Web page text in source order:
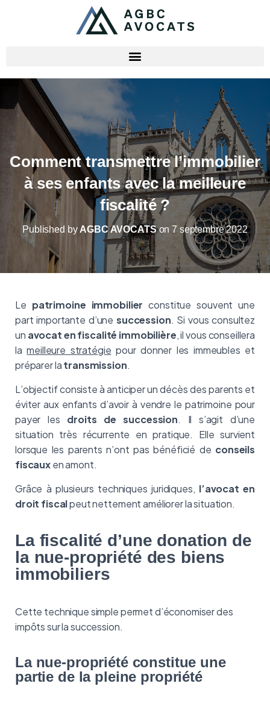
Comment transmettre l’immobilier
à ses enfants avec la meilleure
fiscalité ?
Published by AGBC AVOCATSon7 septembre 2022
Le patrimoine immobilier constitue souvent une
part importante d’une succession. Si vous consultez
un avocat en fiscalité immobilière, il vous conseillera
lameilleure stratégie pour donner les immeubles et
préparer latransmission.
L’objectif consiste à anticiper un décès des parents et
éviter aux enfants d’avoir à vendre le patrimoine pour
payer les droits de succession. Il s’agit d’une
situation très récurrente en pratique. Elle survient
lorsque les parents n’ont pas bénéficié de conseils
fiscauxen amont.
Grâce à plusieurs techniques juridiques, l’avocat en
droit fiscalpeut nettement améliorer la situation.
La fiscalité d’une donation de
la nue-propriété des biens
immobiliers
Cette technique simple permet d’économiser des
impôts sur la succession.
La nue-propriété constitue une
partie de la pleine propriété